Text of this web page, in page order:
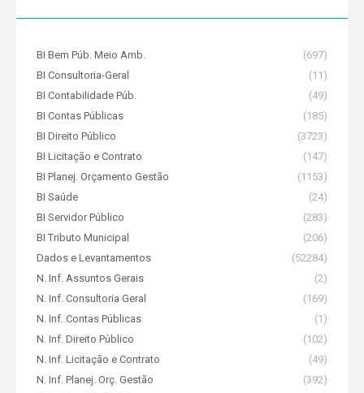
BI Bem Púb. Meio Amb.
(697)
BI Consultoria-Geral
(11)
BI Contabilidade Púb.
(49)
BI Contas Públicas
(185)
BI Direito Público
(3723)
BI Licitação e Contrato
(147)
BI Planej. Orçamento Gestão
(1153)
BI Saúde
(24)
BI Servidor Público
(283)
BI Tributo Municipal
(206)
Dados e Levantamentos
(52284)
N. Inf. Assuntos Gerais
(2)
N. Inf. Consultoria Geral
(169)
N. Inf. Contas Públicas
(1)
N. Inf. Direito Público
(102)
N. Inf. Licitação e Contrato
(49)
N. Inf. Planej. Orç. Gestão
(392)